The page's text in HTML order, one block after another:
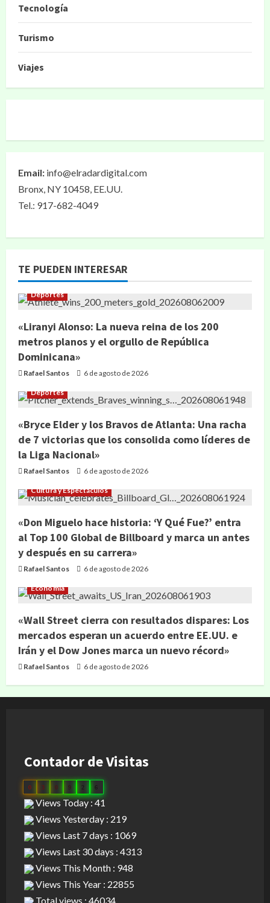
Tecnología
Turismo
Viajes
Email: info@elradardigital.com
Bronx, NY 10458, EE.UU.
Tel.: 917-682-4049
TE PUEDEN INTERESAR
Deportes
«Liranyi Alonso: La nueva reina de los 200
metros planos y el orgullo de República
Dominicana»
Rafael Santos 6 de agosto de 2026
Deportes
«Bryce Elder y los Bravos de Atlanta: Una racha
de 7 victorias que los consolida como líderes de
la Liga Nacional»
Rafael Santos 6 de agosto de 2026
Cultura y Espectáculos
«Don Miguelo hace historia: ‘Y Qué Fue?’ entra
al Top 100 Global de Billboard y marca un antes
y después en su carrera»
Rafael Santos 6 de agosto de 2026
Economía
«Wall Street cierra con resultados dispares: Los
mercados esperan un acuerdo entre EE.UU. e
Irán y el Dow Jones marca un nuevo récord»
Rafael Santos 6 de agosto de 2026
Contador de Visitas
0 3 0 9 6
Views Today : 41
Views Yesterday : 219
Views Last 7 days : 1069
Views Last 30 days : 4313
Views This Month : 948
Views This Year : 22855
Total views : 46034